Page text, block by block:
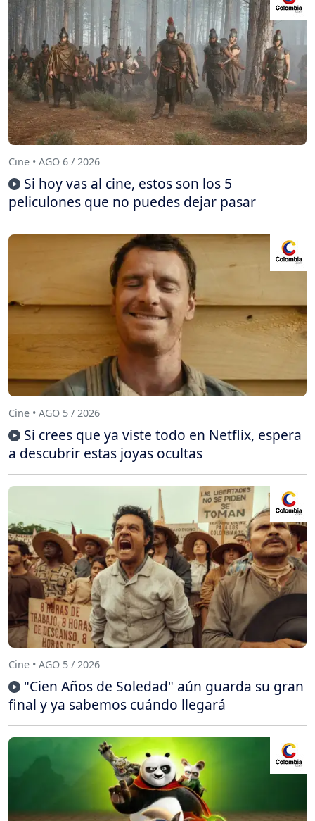
Cine • AGO 6 / 2026
Si hoy vas al cine, estos son los 5
peliculones que no puedes dejar pasar
Cine • AGO 5 / 2026
Si crees que ya viste todo en Netflix, espera
a descubrir estas joyas ocultas
Cine • AGO 5 / 2026
"Cien Años de Soledad" aún guarda su gran
final y ya sabemos cuándo llegará